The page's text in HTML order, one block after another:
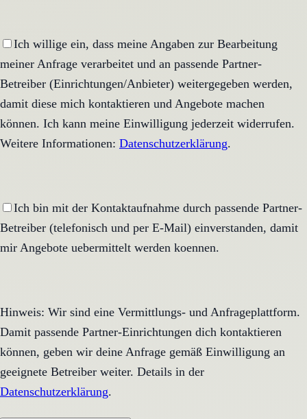
Ich willige ein, dass meine Angaben zur Bearbeitung
meiner Anfrage verarbeitet und an passende Partner-
Betreiber (Einrichtungen/Anbieter) weitergegeben werden,
damit diese mich kontaktieren und Angebote machen
können. Ich kann meine Einwilligung jederzeit widerrufen.
Weitere Informationen: Datenschutzerklärung.
Ich bin mit der Kontaktaufnahme durch passende Partner-
Betreiber (telefonisch und per E-Mail) einverstanden, damit
mir Angebote uebermittelt werden koennen.
Hinweis: Wir sind eine Vermittlungs- und Anfrageplattform.
Damit passende Partner-Einrichtungen dich kontaktieren
können, geben wir deine Anfrage gemäß Einwilligung an
geeignete Betreiber weiter. Details in der
Datenschutzerklärung.